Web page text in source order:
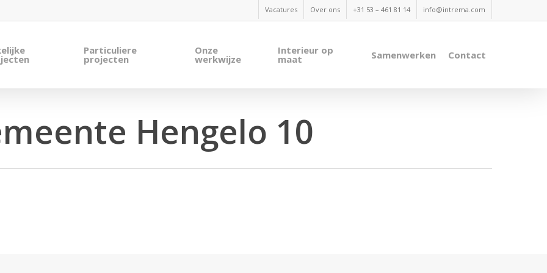
Vacatures Over ons +31 53 – 461 81 14 info@intrema.com
Particuliere
projecten
Onze
werkwijze
Interieur op
maat Samenwerken Contact
Hengelo 10